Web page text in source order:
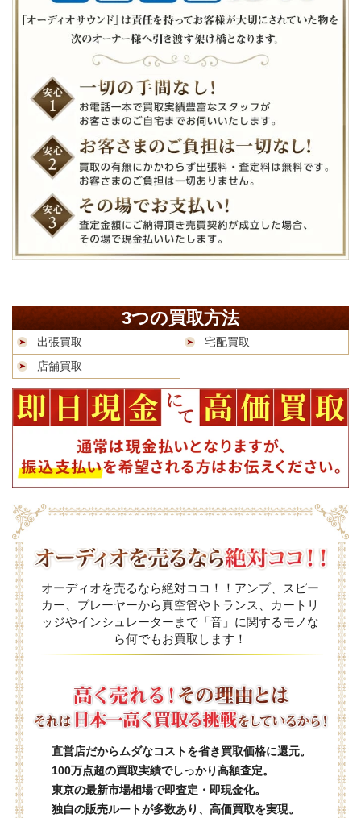
3つの買取方法
出張買取
宅配買取
店舗買取
オーディオを売るなら絶対ココ！！アンプ、スピー
カー、プレーヤーから真空管やトランス、カートリ
ッジやインシュレーターまで「音」に関するモノな
ら何でもお買取します！
直営店だからムダなコストを省き買取価格に還元。
100万点超の買取実績でしっかり高額査定。
東京の最新市場相場で即査定・即現金化。
独自の販売ルートが多数あり、高価買取を実現。